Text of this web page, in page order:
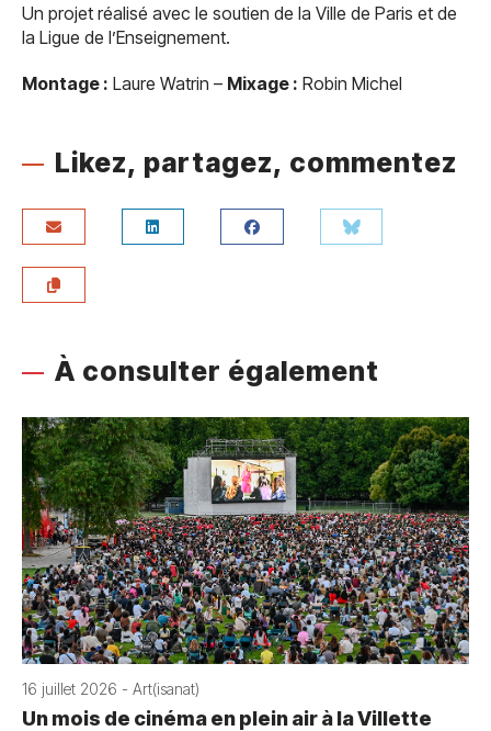
Un projet réalisé avec le soutien de la Ville de Paris et de
la Ligue de l’Enseignement.
Montage : Laure Watrin – Mixage : Robin Michel
Likez, partagez, commentez
À consulter également
16 juillet 2026 - Art(isanat)
Un mois de cinéma en plein air à la Villette